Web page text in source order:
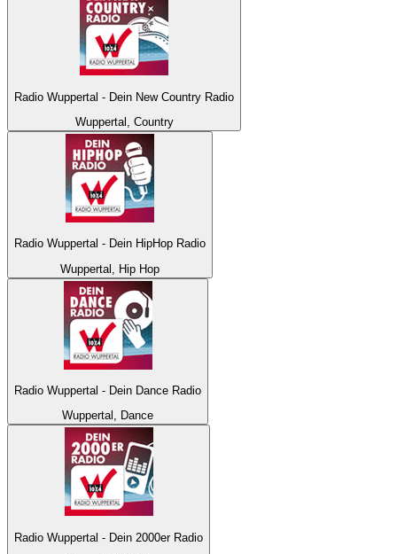
Radio Wuppertal - Dein New Country Radio
Wuppertal, Country
Radio Wuppertal - Dein HipHop Radio
Wuppertal, Hip Hop
Radio Wuppertal - Dein Dance Radio
Wuppertal, Dance
Radio Wuppertal - Dein 2000er Radio